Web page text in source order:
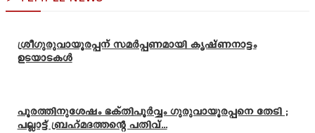
ശ്രീഗുരുവായൂരപ്പന് സമർപ്പണമായി കൃഷ്ണനാട്ടം
ഉടയാടകൾ
പൂരത്തിനുശേഷം ഭക്തിപൂർവ്വം ഗുരുവായൂരപ്പനെ തേടി ;
പല്ലാട്ട് ബ്രഹ്മദത്തന്റെ പതിവ്...